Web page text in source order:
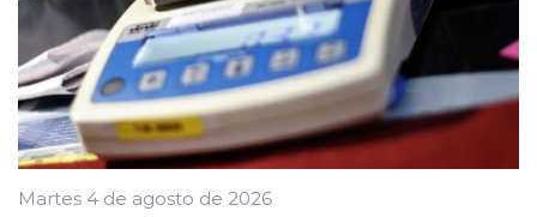
Martes 4 de agosto de 2026